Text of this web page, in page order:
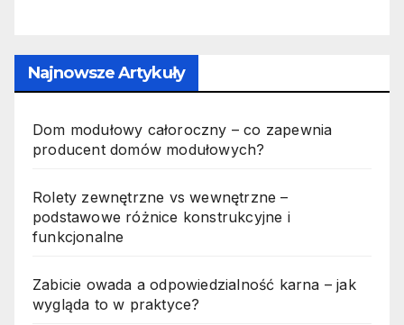
Najnowsze Artykuły
Dom modułowy całoroczny – co zapewnia
producent domów modułowych?
Rolety zewnętrzne vs wewnętrzne –
podstawowe różnice konstrukcyjne i
funkcjonalne
Zabicie owada a odpowiedzialność karna – jak
wygląda to w praktyce?